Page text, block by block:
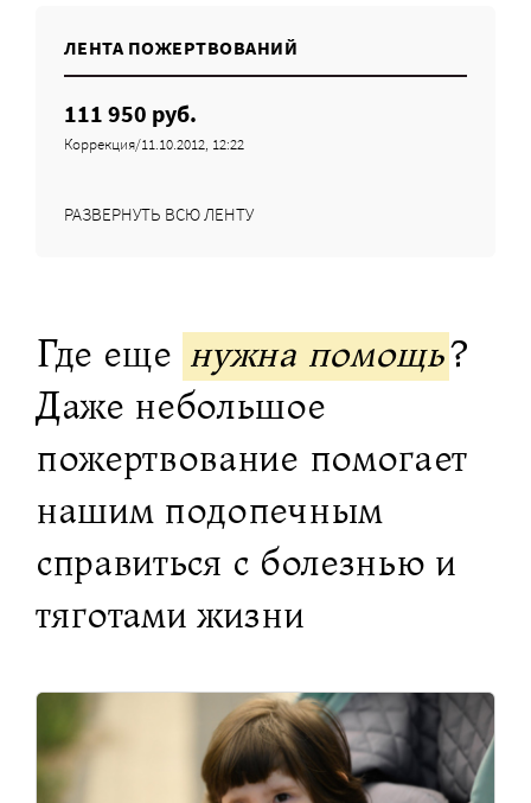
ЛЕНТА ПОЖЕРТВОВАНИЙ
111 950 руб.
Коррекция/11.10.2012, 12:22
РАЗВЕРНУТЬ ВСЮ ЛЕНТУ
Где еще нужна помощь?
Даже небольшое
пожертвование помогает
нашим подопечным
справиться с болезнью и
тяготами жизни